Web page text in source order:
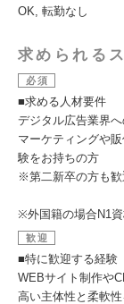
OK, 転勤なし
求められる
必須
■求める人材要件
デジタル広告業界
マーケティングや
験をお持ちの方
※第二新卒の方も歓
※外国籍の場合N1
歓迎
■特に歓迎する経験
WEBサイト制作や
高い主体性と柔軟